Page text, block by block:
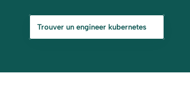
Trouver un engineer kubernetes